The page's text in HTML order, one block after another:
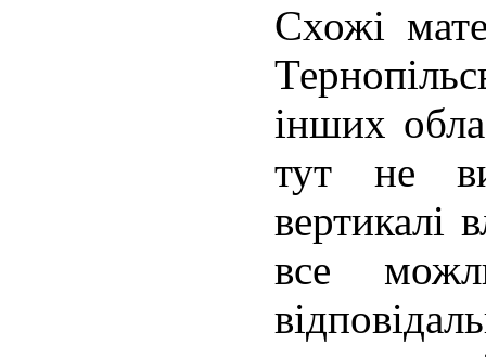
Схожі
інших
тут не
вертикалі
все